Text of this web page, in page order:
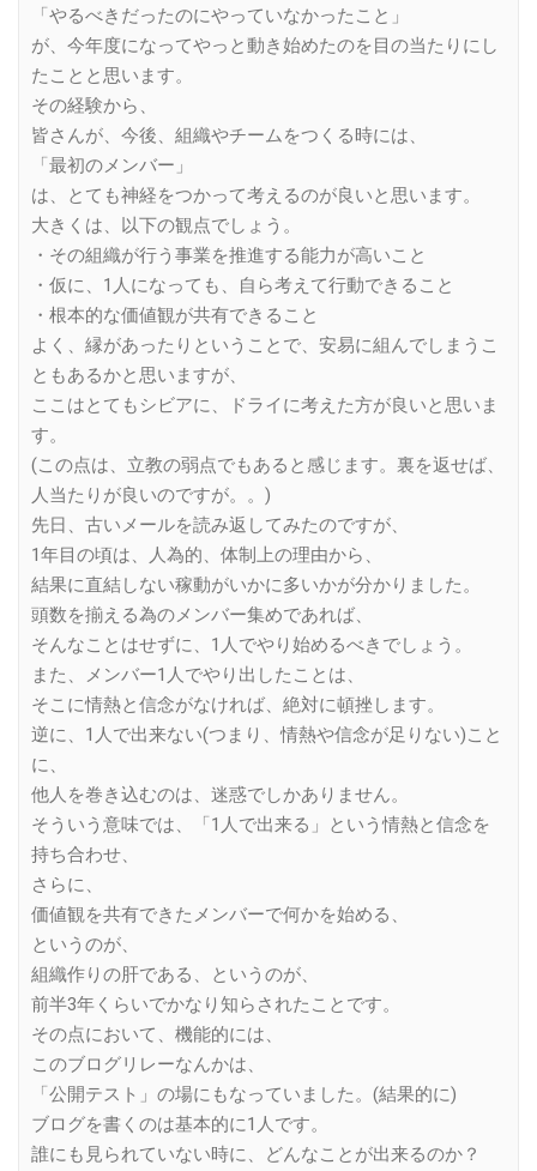
「やるべきだったのにやっていなかったこと」
が、今年度になってやっと動き始めたのを目の当たりにし
たことと思います。
その経験から、
皆さんが、今後、組織やチームをつくる時には、
「最初のメンバー」
は、とても神経をつかって考えるのが良いと思います。
大きくは、以下の観点でしょう。
・その組織が行う事業を推進する能力が高いこと
・仮に、1人になっても、自ら考えて行動できること
・根本的な価値観が共有できること
よく、縁があったりということで、安易に組んでしまうこ
ともあるかと思いますが、
ここはとてもシビアに、ドライに考えた方が良いと思いま
す。
(この点は、立教の弱点でもあると感じます。裏を返せば、
人当たりが良いのですが。。)
先日、古いメールを読み返してみたのですが、
1年目の頃は、人為的、体制上の理由から、
結果に直結しない稼動がいかに多いかが分かりました。
頭数を揃える為のメンバー集めであれば、
そんなことはせずに、1人でやり始めるべきでしょう。
また、メンバー1人でやり出したことは、
そこに情熱と信念がなければ、絶対に頓挫します。
逆に、1人で出来ない(つまり、情熱や信念が足りない)こと
に、
他人を巻き込むのは、迷惑でしかありません。
そういう意味では、「1人で出来る」という情熱と信念を
持ち合わせ、
さらに、
価値観を共有できたメンバーで何かを始める、
というのが、
組織作りの肝である、というのが、
前半3年くらいでかなり知らされたことです。
その点において、機能的には、
このブログリレーなんかは、
「公開テスト」の場にもなっていました。(結果的に)
ブログを書くのは基本的に1人です。
誰にも見られていない時に、どんなことが出来るのか？